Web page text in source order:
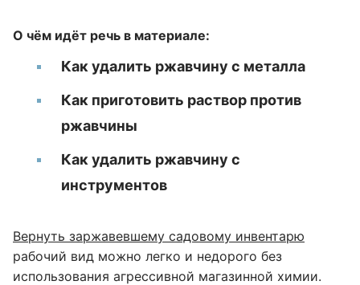
О чём идёт речь в материале:
Как удалить ржавчину с металла
Как приготовить раствор против
ржавчины
Как удалить ржавчину с
инструментов
Вернуть заржавевшему садовому инвентарю
рабочий вид можно легко и недорого без
использования агрессивной магазинной химии.